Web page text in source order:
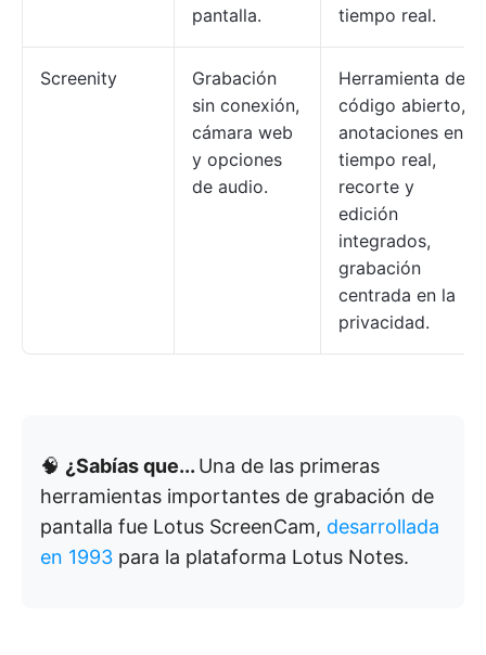
pantalla.
tiempo real.
Screenity
Grabación
sin conexión,
cámara web
y opciones
de audio.
Herramienta de
código abierto,
anotaciones en
tiempo real,
recorte y
edición
integrados,
grabación
centrada en la
privacidad.
🧠 ¿Sabías que... Una de las primeras
herramientas importantes de grabación de
pantalla fue Lotus ScreenCam, desarrollada
en 1993 para la plataforma Lotus Notes.